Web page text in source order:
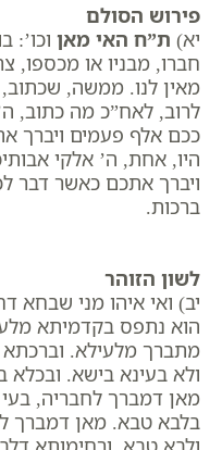
פירוש הסולם
יא) ת”ח האי מאן וכו’:
חברו, מבניו או מכספו,
מאין לנו. ממשה,
לרוב, לאח”כ מה כתוב,
ככם אלף פעמים ויברך
היו, אחת, ה’ אלקי
ויברך אתכם כאשר דבר
ברכות.
לשון הזוהר
יב) ואי איהו מני שבחא
הוא נתפס בקדמיתא
מתברך מלעילא.
ולא בעינא בישא.
מאן דמברך לחבריה,
בלבא טבא. מאן דמברך